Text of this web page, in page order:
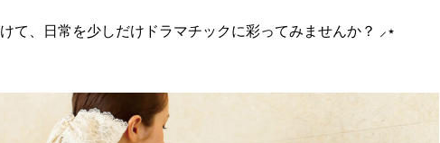
て、日常を少しだけドラマチックに彩ってみませんか？ ⸝⋆